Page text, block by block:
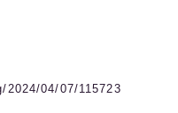
04/07/115723